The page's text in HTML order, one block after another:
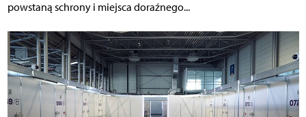
powstaną schrony i miejsca doraźnego...